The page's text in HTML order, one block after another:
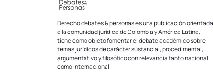
Derecho debates & personas es una publicación orientada
a la comunidad jurídica de Colombia y América Latina,
tiene como objeto fomentar el debate académico sobre
temas jurídicos de carácter sustancial, procedimental,
argumentativo y filosófico con relevancia tanto nacional
como internacional.